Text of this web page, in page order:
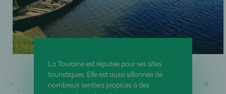
La Touraine est réputée pour ses sites
touristiques. Elle est aussi sillonnée de
nombreux sentiers propices à des